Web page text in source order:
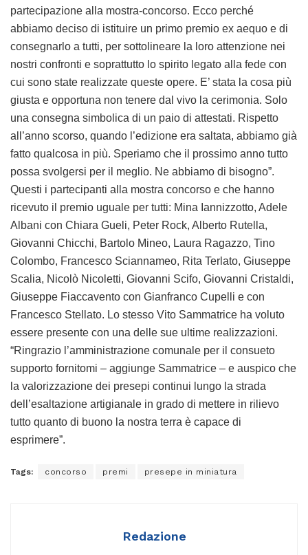
partecipazione alla mostra-concorso. Ecco perché
abbiamo deciso di istituire un primo premio ex aequo e di
consegnarlo a tutti, per sottolineare la loro attenzione nei
nostri confronti e soprattutto lo spirito legato alla fede con
cui sono state realizzate queste opere. E’ stata la cosa più
giusta e opportuna non tenere dal vivo la cerimonia. Solo
una consegna simbolica di un paio di attestati. Rispetto
all’anno scorso, quando l’edizione era saltata, abbiamo già
fatto qualcosa in più. Speriamo che il prossimo anno tutto
possa svolgersi per il meglio. Ne abbiamo di bisogno”.
Questi i partecipanti alla mostra concorso e che hanno
ricevuto il premio uguale per tutti: Mina Iannizzotto, Adele
Albani con Chiara Gueli, Peter Rock, Alberto Rutella,
Giovanni Chicchi, Bartolo Mineo, Laura Ragazzo, Tino
Colombo, Francesco Sciannameo, Rita Terlato, Giuseppe
Scalia, Nicolò Nicoletti, Giovanni Scifo, Giovanni Cristaldi,
Giuseppe Fiaccavento con Gianfranco Cupelli e con
Francesco Stellato. Lo stesso Vito Sammatrice ha voluto
essere presente con una delle sue ultime realizzazioni.
“Ringrazio l’amministrazione comunale per il consueto
supporto fornitomi – aggiunge Sammatrice – e auspico che
la valorizzazione dei presepi continui lungo la strada
dell’esaltazione artigianale in grado di mettere in rilievo
tutto quanto di buono la nostra terra è capace di
esprimere”.
Tags: concorso premi presepe in miniatura
Redazione